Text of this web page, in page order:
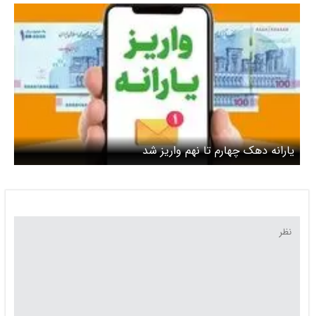
یارانه دهک چهارم تا نهم واریز شد